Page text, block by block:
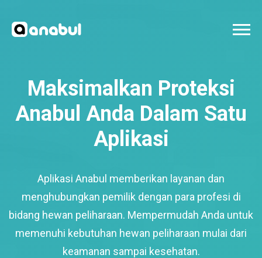
Maksimalkan Proteksi
Anabul Anda Dalam Satu
Aplikasi
Aplikasi Anabul memberikan layanan dan
menghubungkan pemilik dengan para profesi di
bidang hewan peliharaan. Mempermudah Anda untuk
memenuhi kebutuhan hewan peliharaan mulai dari
keamanan sampai kesehatan.